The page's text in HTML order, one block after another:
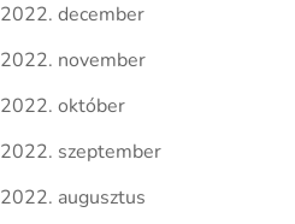
2022. december
2022. november
2022. október
2022. szeptember
2022. augusztus